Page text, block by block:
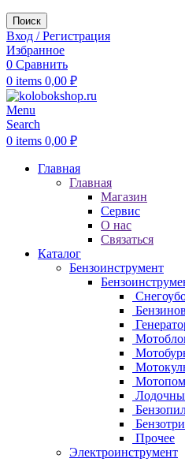
Поиск
Вход / Регистрация
Избранное
0 Сравнить
0 items 0,00 ₽
Menu
Search
0 items 0,00 ₽
Главная
Главная
Магазин
Сервис
О нас
Связаться
Каталог
Бензоинструмент
Прочее
Электроинструмент